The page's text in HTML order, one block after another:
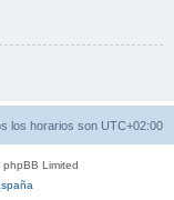
los horarios son UTC+02:00
Limited